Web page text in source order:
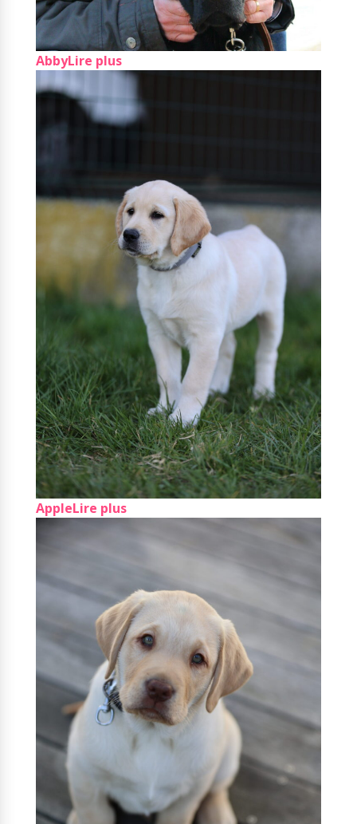
AbbyLire plus
AppleLire plus